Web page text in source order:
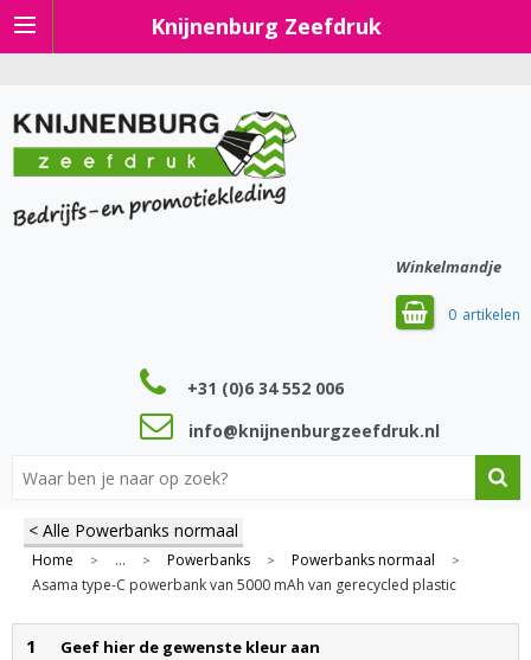
Knijnenburg Zeefdruk
Winkelmandje
0
+31 (0)6 34 552 006
info@knijnenburgzeefdruk.nl
< Alle Powerbanks normaal
Home > ... > Powerbanks > Powerbanks normaal >
Asama type-C powerbank van 5000 mAh van gerecycled plastic
1 Geef hier de gewenste kleur aan